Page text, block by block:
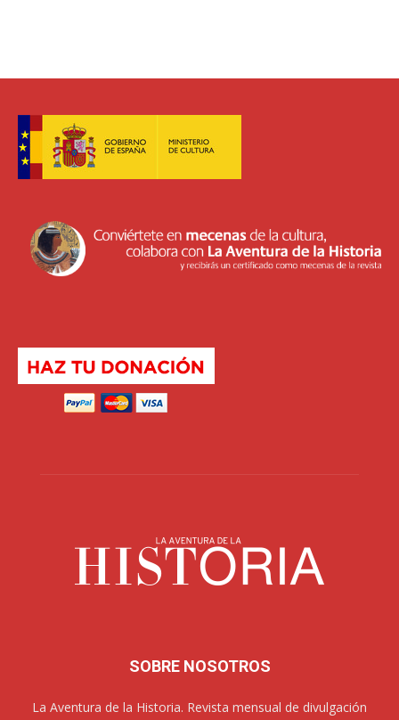
SOBRE NOSOTROS
La Aventura de la Historia. Revista mensual de divulgación